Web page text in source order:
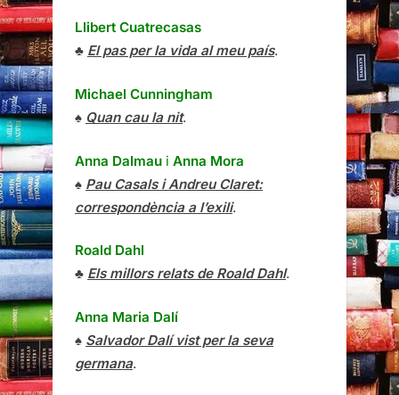
Llibert Cuatrecasas
♣ El pas per la vida al meu país.
Michael Cunningham
♠ Quan cau la nit.
Anna Dalmau i Anna Mora
♠ Pau Casals i Andreu Claret:
correspondència a l’exili.
Roald Dahl
♣ Els millors relats de Roald Dahl.
Anna Maria Dalí
♠ Salvador Dalí vist per la seva
germana.